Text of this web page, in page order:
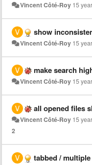
Vincent Côté-Roy 15
show
Vincent Côté-Roy 15
make search
Vincent Côté-Roy 15
all opened files
Vincent Côté-Roy 15
2
tabbed /